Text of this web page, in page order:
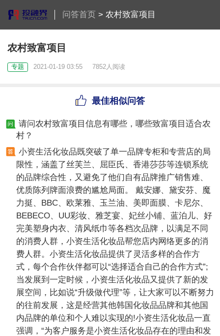
问答首页> 农村致富项目
农村致富项目
专题 2021-01-19 03:55 7852人阅读
最佳相似问答
请问农村致富项目信息有哪些，哪些致富项目适合农
村？
小资生活化妆品既突破了单一品牌专柜和专营店的局
限性，涵盖了丝芙兰、屈臣氏、香港莎莎等连锁系统
的品牌综合性，又避免了他们自有品牌推广销售难、
优质陈列牌面浪费的尴尬局面。 戴安娜、黛安芬、魔
力挺、BBC、欧莱雅、玉兰油、美即面膜、卡尼尔、
BEBECO、UU彩妆、雅芝宴、妃丝小铺、蓝泊儿、好
完美塑身内衣、清风纸巾等各档次品牌，以满足不同
的消费人群，小资生活化妆品帮您店内网络更多的消
费人群。小资生活化妆品提供了灵活多样的合作方
式，每个合作伙伴都可以“选择适合自己的合作方式”;
当发展到一定时候，小资生活化妆品又提供了新的发
展空间，比如说“升级做代理”等，让大家可以不断努力
的往前发展，这是经营其他韩国化妆品品牌和其他国
内品牌的单位和个人难以实现的!小资生活化妆品一直
强调，“为客户服务是小资生活化妆品存在的理由和发